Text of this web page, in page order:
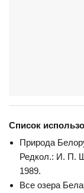
Список
Природа
Редкол.: И. П.
1989.
Все озера